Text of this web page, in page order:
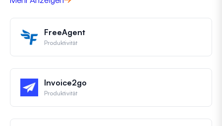
FreeAgent
Produktivität
Invoice2go
Produktivität